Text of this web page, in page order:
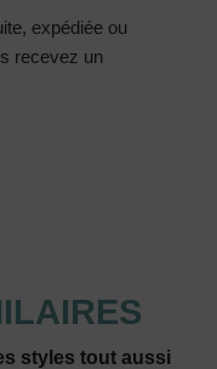
expédiée ou
recevez un
styles tout aussi